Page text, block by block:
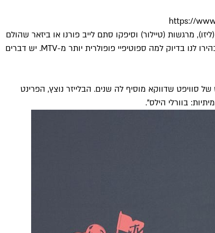
https://
מרגשות (טיילור) וסיפקו סתם לייב פורנו או ביזאר שהולם
ערוץ מדשדש שעדיין מנסה להזכיר לנו שהוא כאן. המראות הקשים נטעו בנו חוויות פוסט טראומטיות שבהחלט לא נשכח בקרוב והבהירו לנו בדיוק למה ספוטיפיי פופולרית יותר מ-MTV. יש דברים
סוויפט שדווקא מוסיף לה שנים. הבלייזר נוצץ, הפרינט
בוורלי הילס".